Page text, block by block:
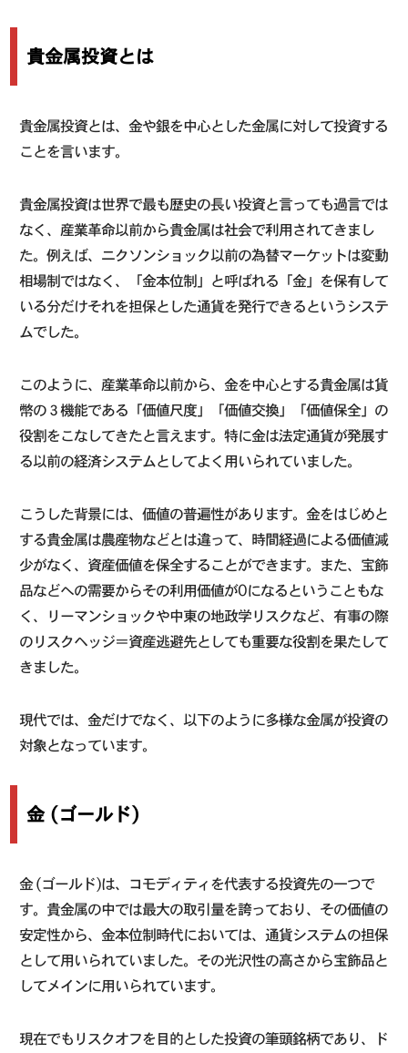
貴金属投資とは
貴金属投資とは、金や銀を中心とした金属に対して投資する
ことを言います。
貴金属投資は世界で最も歴史の長い投資と言っても過言では
なく、産業革命以前から貴金属は社会で利用されてきまし
た。例えば、ニクソンショック以前の為替マーケットは変動
相場制ではなく、「金本位制」と呼ばれる「金」を保有して
いる分だけそれを担保とした通貨を発行できるというシステ
ムでした。
このように、産業革命以前から、金を中心とする貴金属は貨
幣の３機能である「価値尺度」「価値交換」「価値保全」の
役割をこなしてきたと言えます。特に金は法定通貨が発展す
る以前の経済システムとしてよく用いられていました。
こうした背景には、価値の普遍性があります。金をはじめと
する貴金属は農産物などとは違って、時間経過による価値減
少がなく、資産価値を保全することができます。また、宝飾
品などへの需要からその利用価値が0になるということもな
く、リーマンショックや中東の地政学リスクなど、有事の際
のリスクヘッジ＝資産逃避先としても重要な役割を果たして
きました。
現代では、金だけでなく、以下のように多様な金属が投資の
対象となっています。
金 (ゴールド)
金 (ゴールド)は、コモディティを代表する投資先の一つで
す。貴金属の中では最大の取引量を誇っており、その価値の
安定性から、金本位制時代においては、通貨システムの担保
として用いられていました。その光沢性の高さから宝飾品と
してメインに用いられています。
現在でもリスクオフを目的とした投資の筆頭銘柄であり、ド